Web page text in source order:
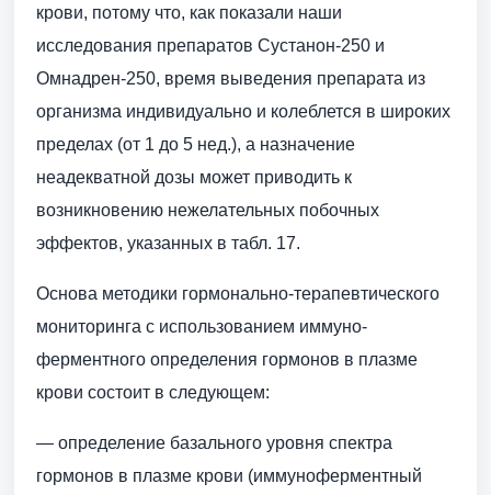
крови, потому что, как показали наши
исследования препаратов Сустанон-250 и
Омнадрен-250, время выведения препарата из
организма индивидуально и колеблется в широких
пределах (от 1 до 5 нед.), а назначение
неадекватной дозы может приводить к
возникновению нежелательных побочных
эффектов, указанных в табл. 17.
Основа методики гормонально-терапевтического
мониторинга с использованием иммуно-
ферментного определения гормонов в плазме
крови состоит в следующем:
— определение базального уровня спектра
гормонов в плазме крови (иммуноферментный